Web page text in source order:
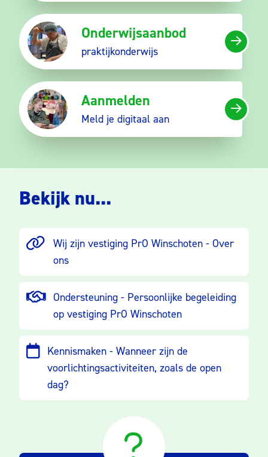
Onderwijsaanbod
praktijkonderwijs
Aanmelden
Meld je digitaal aan
Bekijk nu...
Wij zijn vestiging PrO Winschoten - Over
ons
Ondersteuning - Persoonlijke begeleiding
op vestiging PrO Winschoten
Kennismaken - Wanneer zijn de
voorlichtingsactiviteiten, zoals de open
dag?